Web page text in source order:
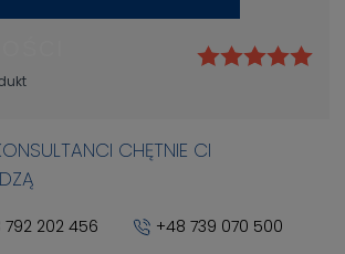
CHĘTNIE CI
792 202 456 +48 739 070 500